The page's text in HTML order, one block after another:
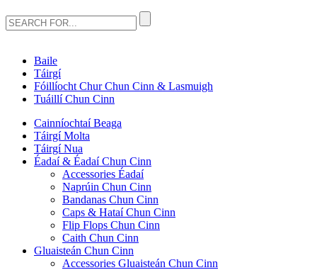
Baile
Táirgí
Fóillíocht Chur Chun Cinn & Lasmuigh
Tuáillí Chun Cinn
Cainníochtaí Beaga
Táirgí Molta
Táirgí Nua
Éadaí & Éadaí Chun Cinn
Accessories Éadaí
Naprúin Chun Cinn
Bandanas Chun Cinn
Caps & Hataí Chun Cinn
Flip Flops Chun Cinn
Caith Chun Cinn
Gluaisteán Chun Cinn
Accessories Gluaisteán Chun Cinn